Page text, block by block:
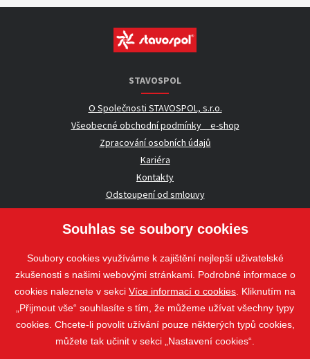
STAVOSPOL
O Společnosti STAVOSPOL, s.r.o.
Všeobecné obchodní podmínky _ e-shop
Zpracování osobních údajů
Kariéra
Kontakty
Odstoupení od smlouvy
UŽITEČNÉ INFORMACE
Nezávazná poptávka
Whistleblowing
Sledujte nás
Souhlas se soubory cookies
Soubory cookies využíváme k zajištění nejlepší uživatelské
zkušenosti s našimi webovými stránkami. Podrobné informace o
cookies naleznete v sekci Více informací o cookies . Kliknutím na
„Přijmout vše“ souhlasíte s tím, že můžeme užívat všechny typy
cookies. Chcete-li povolit užívání pouze některých typů cookies,
můžete tak učinit v sekci „Nastavení cookies“.